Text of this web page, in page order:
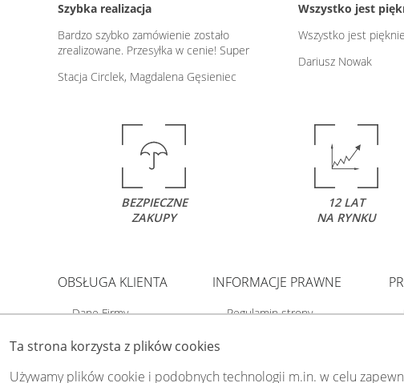
Ta strona korzysta z plików cookies
Używamy plików cookie i podobnych technologii m.in. w celu
Szybka realizacja
Bardzo szybko zamówienie zostało
zrealizowane. Przesyłka w cenie! Super
Stacja Circlek, Magdalena Gęsieniec
Wszystko jest
Wszystko jest
Dariusz Nowak
BEZPIECZNE
ZAKUPY
12 LAT
NA RYNKU
OBSŁUGA KLIENTA
Dane Firmy
Dostawa i płatność
Kody rabatowe
INFORMACJE PRAWNE
Regulamin strony
Odstąp od umowy tutaj